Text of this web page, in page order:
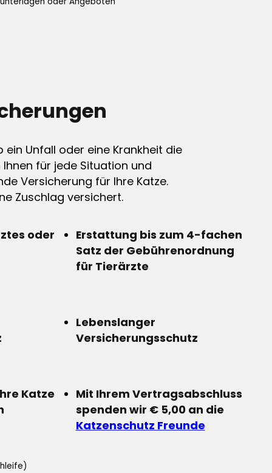
Unfall oder eine Krankheit die
für jede Situation und
Versicherung für Ihre Katze.
Zuschlag versichert.
oder
Erstattung bis zum 4-fachen
Satz der Gebührenordnung
für Tierärzte
Lebenslanger
Versicherungsschutz
Katze
Mit Ihrem Vertragsabschluss
spenden wir € 5,00 an die
Katzenschutz Freunde